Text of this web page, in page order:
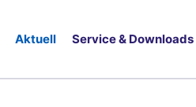
Aktuell Service & Downloads